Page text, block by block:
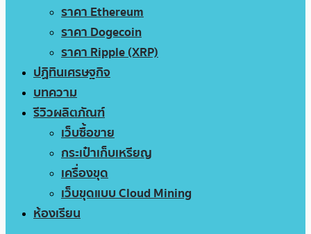
ราคา Ethereum
ราคา Dogecoin
ราคา Ripple (XRP)
ปฏิทินเศรษฐกิจ
บทความ
รีวิวผลิตภัณฑ์
เว็บซื้อขาย
กระเป๋าเก็บเหรียญ
เครื่องขุด
เว็บขุดแบบ Cloud Mining
ห้องเรียน